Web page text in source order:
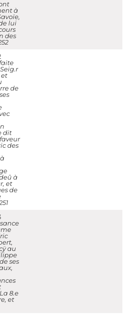
à
lui
des
et
de
dit
des
à
et
de
au
ses
8.e
et